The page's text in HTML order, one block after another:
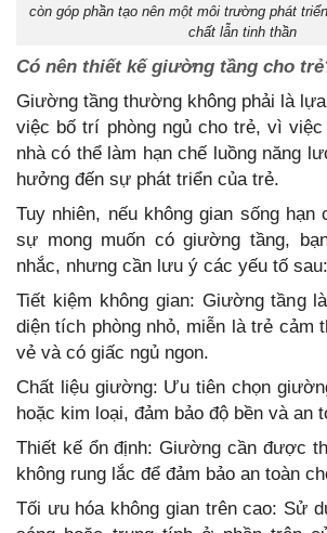
còn góp phần tạo nên một môi trường phát
chất lẫn tinh thần
Có nên thiết kế giường tầng cho
Giường tầng thường không phải là
việc bố trí phòng ngủ cho trẻ, vì việc
nhà có thể làm hạn chế luồng năng
hưởng đến sự phát triển của trẻ.
Tuy nhiên, nếu không gian sống hạn
sự mong muốn có giường tầng,
nhắc, nhưng cần lưu ý các yếu tố sau:
Tiết kiệm không gian: Giường tầng
diện tích phòng nhỏ, miễn là trẻ cảm
vẻ và có giấc ngủ ngon.
Chất liệu giường: Ưu tiên chọn
hoặc kim loại, đảm bảo độ bền và an
Thiết kế ổn định: Giường cần được
không rung lắc để đảm bảo an toàn
Tối ưu hóa không gian trên cao: Sử